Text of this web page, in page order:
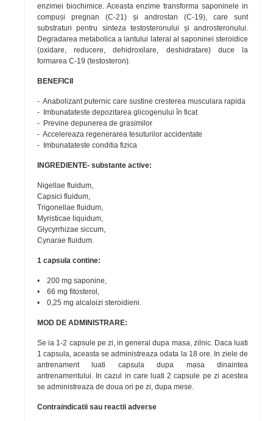
enzimei biochimice. Aceasta enzime transforma saponinele in
compuși pregnan (C-21) și androstan (C-19), care sunt
substraturi pentru sinteza testosteronului și androsteronului.
Degradarea metabolica a lantului lateral al saponinei steroidice
(oxidare, reducere, dehidroxilare, deshidratare) duce la
formarea C-19 (testosteron).
BENEFICII
- Anabolizant puternic care sustine cresterea musculara rapida
- Imbunatateste depozitarea glicogenului în ficat
- Previne depunerea de grasimilor
- Accelereaza regenerarea tesuturilor accidentate
- Imbunatateste conditia fizica
INGREDIENTE- substante active:
Nigellae fluidum,
Capsici fluidum,
Trigonellae fluidum,
Myristicae liquidum,
Glycyrrhizae siccum,
Cynarae fluidum.
1 capsula contine:
• 200 mg saponine,
• 66 mg fitosterol,
• 0,25 mg alcaloizi steroidieni.
MOD DE ADMINISTRARE:
Se ia 1-2 capsule pe zi, in general dupa masa, zilnic. Daca luati
1 capsula, aceasta se administreaza odata la 18 ore. In ziele de
antrenament luati capsula dupa masa dinaintea
antrenamentului. In cazul in care luati 2 capsule pe zi acestea
se administreaza de doua ori pe zi, dupa mese.
Contraindicatii sau reactii adverse